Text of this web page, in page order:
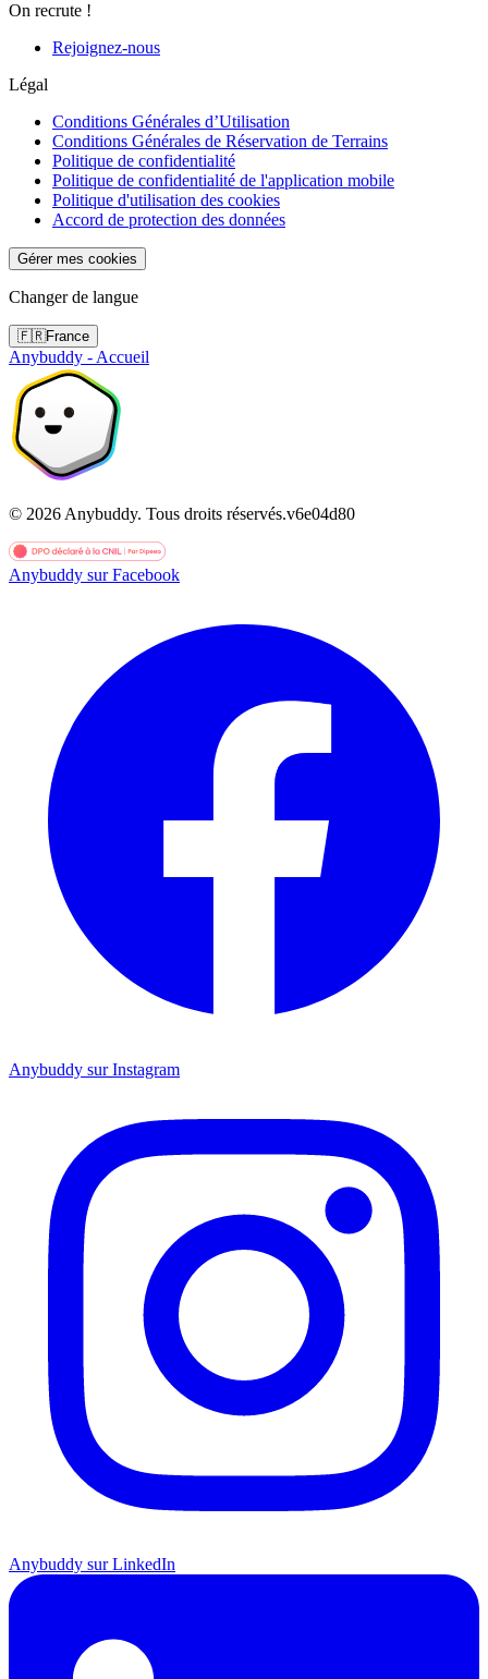
On recrute !
Rejoignez-nous
Légal
Conditions Générales d’Utilisation
Conditions Générales de Réservation de Terrains
Politique de confidentialité
Politique de confidentialité de l'application mobile
Politique d'utilisation des cookies
Accord de protection des données
Gérer mes cookies
Changer de langue
🇫🇷France
Anybuddy - Accueil
© 2026 Anybuddy. Tous droits réservés.v6e04d80
Anybuddy sur Facebook
Anybuddy sur Instagram
Anybuddy sur LinkedIn